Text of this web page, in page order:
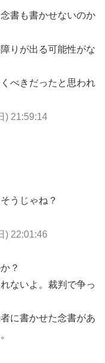
書も書かせないのか
りが出る可能性がな
べきだったと思われ
) 21:59:14
うじゃね？
) 22:01:46
？
ないよ。裁判で争っ
に書かせた念書があ